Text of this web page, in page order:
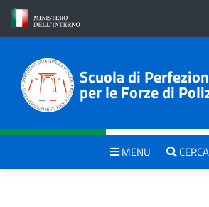
Skip
content
Scuola di
per le Forze di
MENU CERCA